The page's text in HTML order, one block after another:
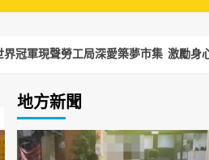
勞工局深愛築夢市集 激勵身心障礙者在
地方新聞